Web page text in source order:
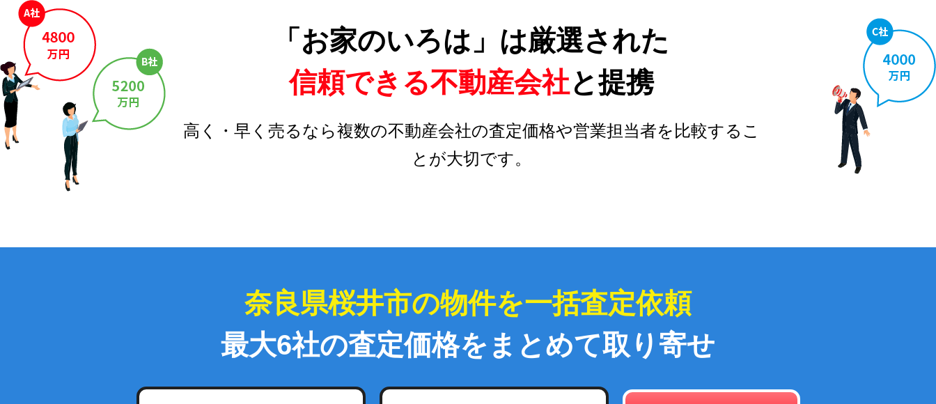
「お家のいろは」は厳選された
信頼できる不動産会社と提携
高く・早く売るなら複数の不動産会社の査定価格や営業担当者を比較するこ
とが大切です。
奈良県桜井市の物件を一括査定依頼
最大6社の査定価格をまとめて取り寄せ